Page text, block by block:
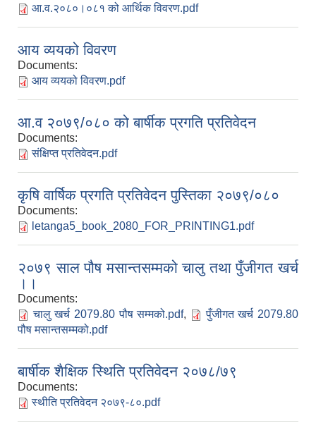
आ.व.२०८०।०८१ को आर्थिक विवरण.pdf
आय व्ययको विवरण
Documents:
आय व्ययको विवरण.pdf
आ.व २०७९/०८० को बार्षीक प्रगति प्रतिवेदन
Documents:
संक्षिप्त प्रतिवेदन.pdf
कृषि वार्षिक प्रगति प्रतिवेदन पुस्तिका २०७९/०८०
Documents:
letanga5_book_2080_FOR_PRINTING1.pdf
२०७९ साल पौष मसान्तसम्मको चालु तथा पुँजीगत खर्च
।।
Documents:
चालु खर्च 2079.80 पौष सम्मको.pdf,
पुँजीगत खर्च 2079.80
पौष मसान्तसम्मको.pdf
बार्षीक शैक्षिक स्थिति प्रतिवेदन २०७८/७९
Documents:
स्थीति प्रतिवेदन २०७९-८०.pdf